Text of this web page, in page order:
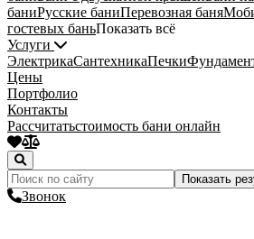
баниРусские баниПеревозная баня
гостевых баньПоказать всё
Услуги
ЭлектрикаСантехникаПечки
Цены
Портфолио
Контакты
Рассчитатьстоимость бани онлайн
Показать
Звонок